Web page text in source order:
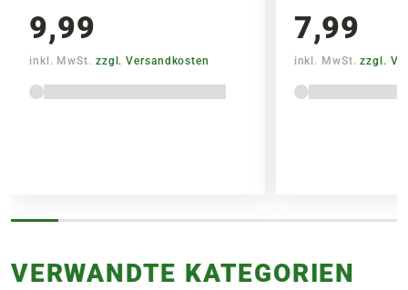
9,99
inkl. MwSt. zzgl. Versandkosten
7,99
inkl. MwSt.zzgl.
VERWANDTE KATEGORIEN